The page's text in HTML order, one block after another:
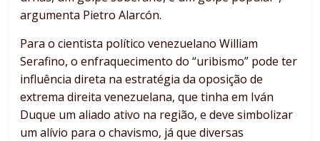
argumenta Pietro Alarcón.
Para o cientista político venezuelano William
Serafino, o enfraquecimento do “uribismo” pode ter
influência direta na estratégia da oposição de
extrema direita venezuelana, que tinha em Iván
Duque um aliado ativo na região, e deve simbolizar
um alívio para o chavismo, já que diversas